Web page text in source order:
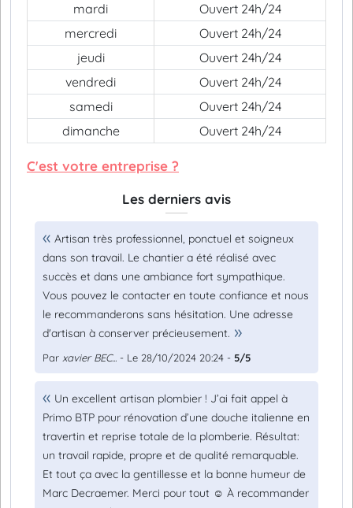
mardi
Ouvert 24h/24
mercredi
Ouvert 24h/24
jeudi
Ouvert 24h/24
vendredi
Ouvert 24h/24
samedi
Ouvert 24h/24
dimanche
Ouvert 24h/24
C'est votre entreprise ?
Les derniers avis
Artisan très professionnel, ponctuel et soigneux
dans son travail. Le chantier a été réalisé avec
succès et dans une ambiance fort sympathique.
Vous pouvez le contacter en toute confiance et nous
le recommanderons sans hésitation. Une adresse
d'artisan à conserver précieusement.
Par xavier BEC... - Le 28/10/2024 20:24 - 5/5
Un excellent artisan plombier ! J’ai fait appel à
Primo BTP pour rénovation d’une douche italienne en
travertin et reprise totale de la plomberie. Résultat:
un travail rapide, propre et de qualité remarquable.
Et tout ça avec la gentillesse et la bonne humeur de
Marc Decraemer. Merci pour tout ☺️ À recommander